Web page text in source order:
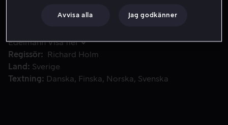
Medverkande
Joel Kinnaman
Jakob
Edelmann Visa fler
Regissör
Richard Holm
Land
Sverige
Textning
Danska Finska Norska Svenska
Avvisa alla Jag godkänner